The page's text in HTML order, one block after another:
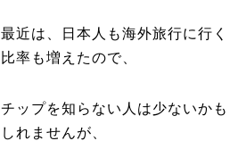
最近は、日本人も海外旅行に行く
比率も増えたので、
チップを知らない人は少ないかも
しれませんが、